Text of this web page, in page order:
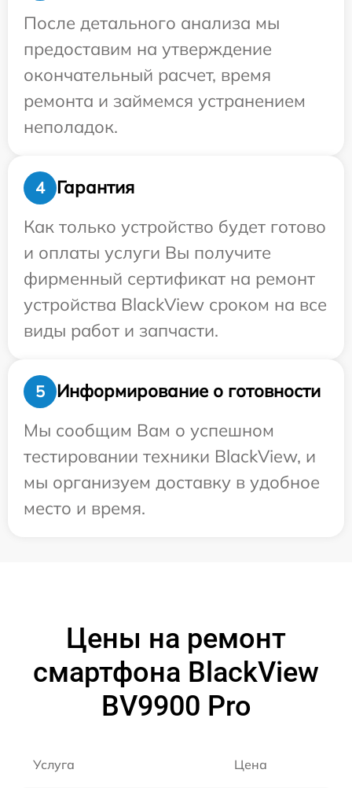
После детального анализа мы
предоставим на утверждение
окончательный расчет, время
ремонта и займемся устранением
неполадок.
4
Гарантия
Как только устройство будет готово
и оплаты услуги Вы получите
фирменный сертификат на ремонт
устройства BlackView сроком на все
виды работ и запчасти.
5
Информирование о готовности
Мы сообщим Вам о успешном
тестировании техники BlackView, и
мы организуем доставку в удобное
место и время.
Цены на ремонт
смартфона BlackView
BV9900 Pro
Услуга Цена